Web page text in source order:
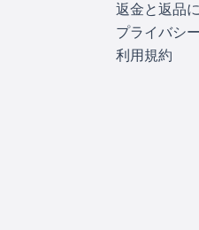
返金と返品
プライバシ
利用規約